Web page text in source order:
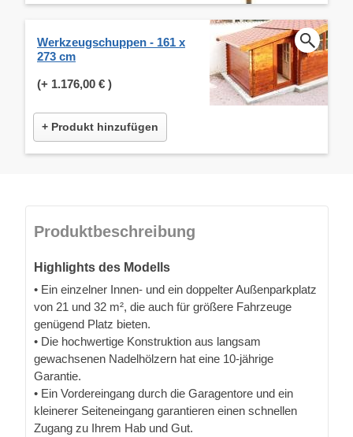
Werkzeugschuppen - 161 x
273 cm
(+ 1.176,00 € )
+ Produkt hinzufügen
Produktbeschreibung
Highlights des Modells
• Ein einzelner Innen- und ein doppelter Außenparkplatz
von 21 und 32 m², die auch für größere Fahrzeuge
genügend Platz bieten.
• Die hochwertige Konstruktion aus langsam
gewachsenen Nadelhölzern hat eine 10-jährige
Garantie.
• Ein Vordereingang durch die Garagentore und ein
kleinerer Seiteneingang garantieren einen schnellen
Zugang zu Ihrem Hab und Gut.